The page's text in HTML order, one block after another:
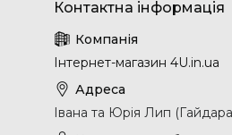
Інтернет-магазин 4U.in.ua
Івана та Юрія Лип